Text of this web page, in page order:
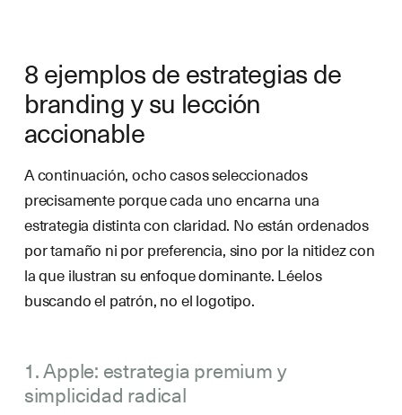
8 ejemplos de estrategias de
branding y su lección
accionable
A continuación, ocho casos seleccionados
precisamente porque cada uno encarna una
estrategia distinta con claridad. No están ordenados
por tamaño ni por preferencia, sino por la nitidez con
la que ilustran su enfoque dominante. Léelos
buscando el patrón, no el logotipo.
1. Apple: estrategia premium y
simplicidad radical